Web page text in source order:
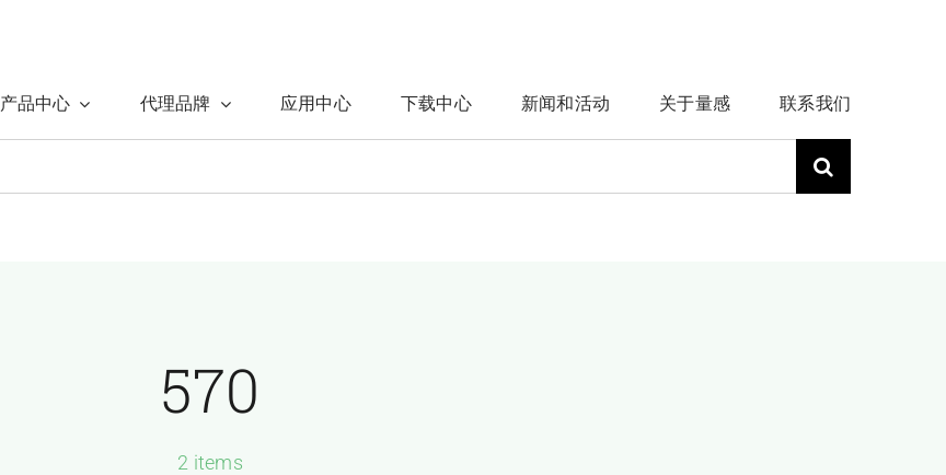
产品中心 代理品牌 应用中心 下载中心 新闻和活动 关于量感 联系我们
570
2 items